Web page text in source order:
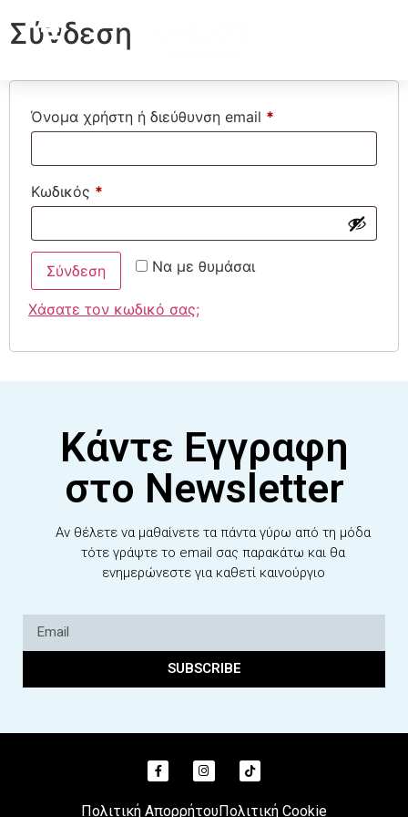
Σύνδεση
Όνομα χρήστη ή διεύθυνση email *
Κωδικός *
Να με θυμάσαι
Σύνδεση
Χάσατε τον κωδικό σας;
Κάντε Εγγραφη
στο Newsletter
Αν θέλετε να μαθαίνετε τα πάντα γύρω από τη μόδα
τότε γράψτε το email σας παρακάτω και θα
ενημερώνεστε για καθετί καινούργιο
SUBSCRIBE
Πολιτική ΑπορρήτουΠολιτική Cookie